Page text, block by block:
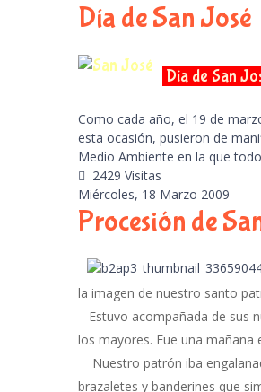
Día de San José
Día de San
Como cada año, el 19 de
esta ocasión, pusieron de
Medio Ambiente en la que
2429 Visitas
Miércoles, 18 Marzo 2009
Procesión de
la imagen de nuestro santo
Estuvo acompañada de sus
los mayores. Fue una
Nuestro patrón iba
brazaletes y banderines que